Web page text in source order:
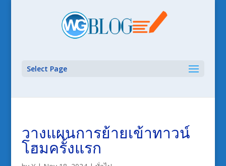
Select Page
วางแผนการย้ายเข้าทาวน์
โฮมครั้งแรก